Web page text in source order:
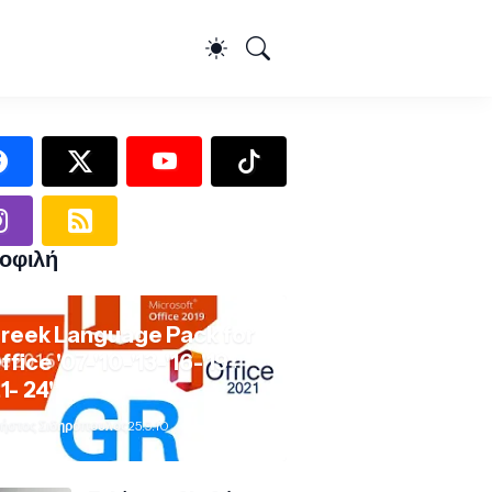
Language Pack for
'07-'10-'13-'16-'19-
24'
Σιδηρόπουλος 25.9.10